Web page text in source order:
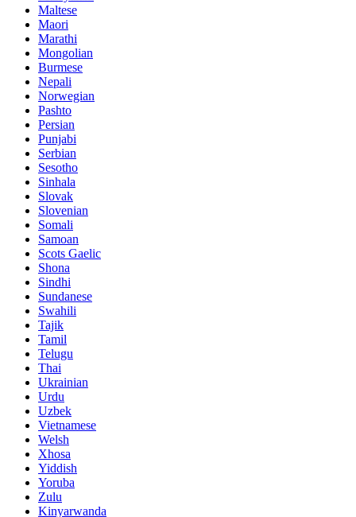
Maltese
Maori
Marathi
Mongolian
Burmese
Nepali
Norwegian
Pashto
Persian
Punjabi
Serbian
Sesotho
Sinhala
Slovak
Slovenian
Somali
Samoan
Scots Gaelic
Shona
Sindhi
Sundanese
Swahili
Tajik
Tamil
Telugu
Thai
Ukrainian
Urdu
Uzbek
Vietnamese
Welsh
Xhosa
Yiddish
Yoruba
Zulu
Kinyarwanda